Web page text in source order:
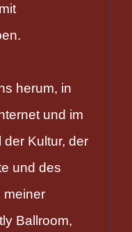
herum, in
und im
der Kultur, der
und des
meiner
Ballroom,